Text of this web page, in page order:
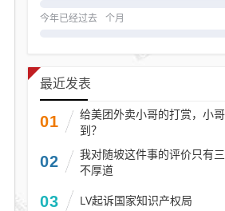
今年已经过去 个月
最近发表
01
给美团外卖小哥的打赏，小
到？
02
我对随坡这件事的评价只有三
不厚道
03 LV起诉国家知识产权局